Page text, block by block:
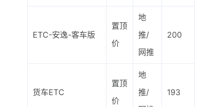
ETC-安逸-客车版
置顶
价
地
推/
网推
200
货车ETC
置顶
价
地
推/
193